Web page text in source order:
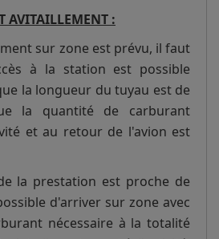
AVITAILLEMENT :
sur zone est prévu, il faut
à la station est possible
la longueur du tuyau est de
la quantité de carburant
et au retour de l'avion est
la prestation est proche de
d'arriver sur zone avec
nécessaire à la totalité